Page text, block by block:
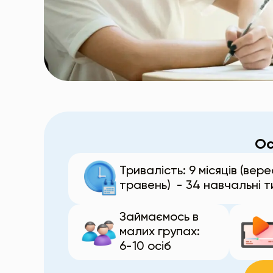
Тривалість: 9 місяців
травень) - 34 навчальні
Займаємось в
малих групах:
6-10 осіб